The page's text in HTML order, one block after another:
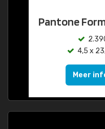
Pantone
4,5 x
Meer